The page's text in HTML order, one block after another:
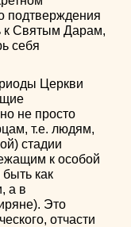
подтверждения
к Святым Дарам,
себя
Церкви
не просто
т.е. людям,
стадии
к особой
как
а в
Это
отчасти